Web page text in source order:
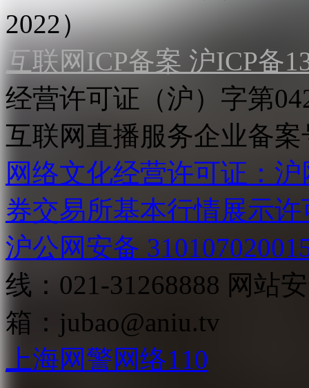
2022）
互联网ICP备案 沪ICP备
经营许可证（沪）字第
互联网直播服务企业备案
网络文化经营许可证：
券交易所基本行情展示许
沪公网安备
线：021-31268888 网站
箱： jubao@aniu.tv
上海网警网络110